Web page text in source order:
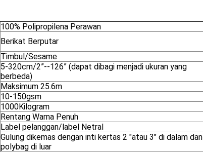
100% Polipropilena Perawan
Berikat Berputar
Timbul/Sesame
5-320cm/2”--126” (dapat dibagi menjadi ukuran yang
berbeda)
Maksimum 25.6m
10-150gsm
1000Kilogram
Rentang Warna Penuh
Label pelanggan/label Netral
Gulung dikemas dengan inti kertas 2 "atau 3" di dalam dan
polybag di luar